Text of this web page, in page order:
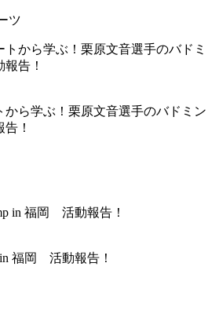
ツ
から学ぶ！栗原文音選手のバドミン
！
in 福岡 活動報告！